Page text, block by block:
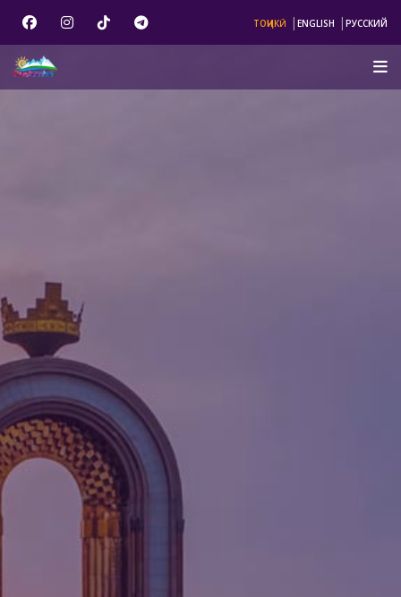
ТОҶИКӢ | ENGLISH | РУССКИЙ